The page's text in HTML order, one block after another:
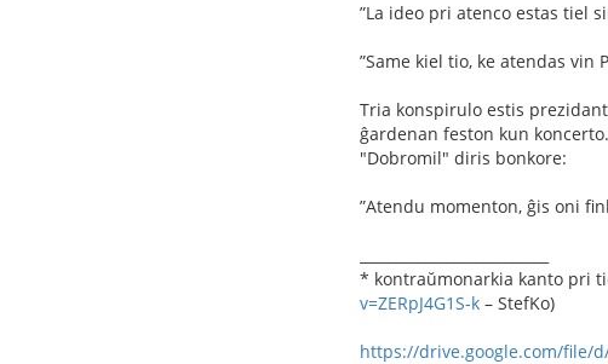
”La ideo pri atenco estas tiel
”Same kiel tio, ke atendas
Tria konspirulo estis
ĝardenan feston kun
"Dobromil" diris bonkore:
”Atendu momenton, ĝis oni
* kontraŭmonarkia kanto pri
v=ZERpJ4G1S-k – StefKo)
https://drive.google.com/file/d/